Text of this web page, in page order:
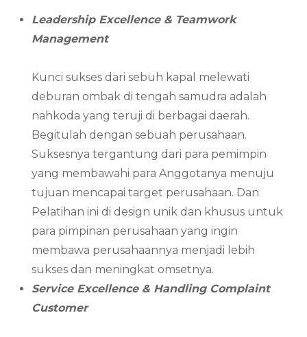
Leadership Excellence & Teamwork
Management
Kunci sukses dari sebuh kapal melewati
deburan ombak di tengah samudra adalah
nahkoda yang teruji di berbagai daerah.
Begitulah dengan sebuah perusahaan.
Suksesnya tergantung dari para pemimpin
yang membawahi para Anggotanya menuju
tujuan mencapai target perusahaan. Dan
Pelatihan ini di design unik dan khusus untuk
para pimpinan perusahaan yang ingin
membawa perusahaannya menjadi lebih
sukses dan meningkat omsetnya.
Service Excellence & Handling Complaint
Customer